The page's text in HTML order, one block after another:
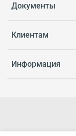
Документы
Клиентам
Информация